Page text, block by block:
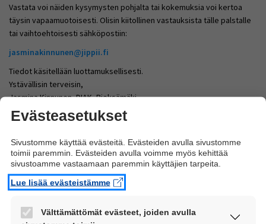
Vastata voi näiden kysymysten pohjalta tai kokemuksia voi kertoa
täysin vapaamuotoisesti. Olisin kiitollinen vastauksista tälle palstalle
tai vaihtoehtoisesti sähköpostiin:
jasminakinnunen@jippii.fi
Tiedot käsitellään luottamuksellisesti.
Ystävällisin terveisin,
Jasmina Kinnunen, DIAK, Pieksämäki
20.3.2006 klo 21:49
Vastaan samoin kuin CP-tehtävän tekijöillekin... Mutta
toivottavasti saatte tietenkin myös sähköpostia!
Olette varmaankin tehtävänne jo tehneet... mutta:
Myös netissä ja alan lehdissä on paljon artikkeleita
Evästeasetukset
Sivustomme käyttää evästeitä. Evästeiden avulla sivustomme
toimii paremmin. Evästeiden avulla voimme myös kehittää
sivustoamme vastaamaan paremmin käyttäjien tarpeita.
Lue lisää evästeistämme
Välttämättömät evästeet, joiden avulla